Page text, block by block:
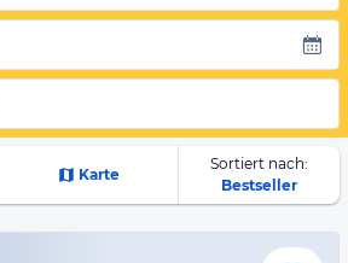
Karte
Sortiert nach:
Bestseller